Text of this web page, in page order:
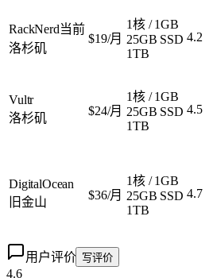
RackNerd当前
洛杉矶
$19/月
1核/1GB
25GB SSD
1TB
4.2
Vultr
洛杉矶
$24/月
1核/1GB
25GB SSD
1TB
4.5
DigitalOcean
旧金山
$36/月
1核/1GB
25GB SSD
1TB
4.7
用户评价 写评价
4.6